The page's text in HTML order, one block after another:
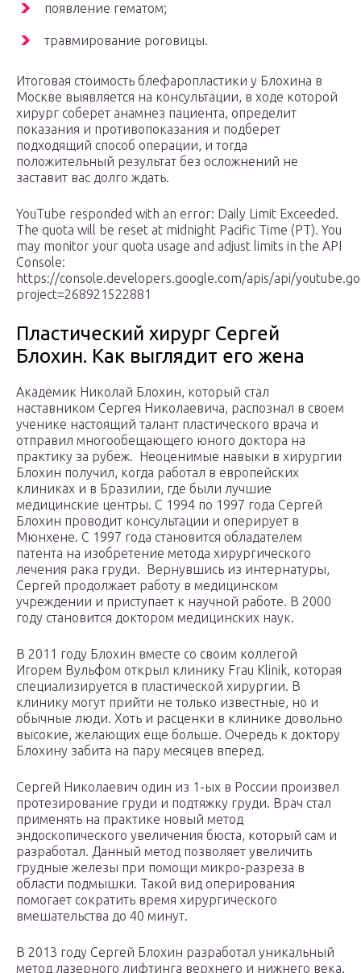
появление гематом;
травмирование роговицы.
Итоговая стоимость блефаропластики у Блохина в
Москве выявляется на консультации, в ходе которой
хирург соберет анамнез пациента, определит
показания и противопоказания и подберет
подходящий способ операции, и тогда
положительный результат без осложнений не
заставит вас долго ждать.
YouTube responded with an error: Daily Limit Exceeded.
The quota will be reset at midnight Pacific Time (PT). You
may monitor your quota usage and adjust limits in the API
Console:
https://console.developers.google.com/apis/api/
project=268921522881
Пластический хирург Сергей
Блохин. Как выглядит его жена
Академик Николай Блохин, который стал
наставником Сергея Николаевича, распознал в своем
ученике настоящий талант пластического врача и
отправил многообещающего юного доктора на
практику за рубеж. Неоценимые навыки в хирургии
Блохин получил, когда работал в европейских
клиниках и в Бразилии, где были лучшие
медицинские центры. С 1994 по 1997 года Сергей
Блохин проводит консультации и оперирует в
Мюнхене. С 1997 года становится обладателем
патента на изобретение метода хирургического
лечения рака груди. Вернувшись из интернатуры,
Сергей продолжает работу в медицинском
учреждении и приступает к научной работе. В 2000
году становится доктором медицинских наук.
В 2011 году Блохин вместе со своим коллегой
Игорем Вульфом открыл клинику Frau Klinik, которая
специализируется в пластической хирургии. В
клинику могут прийти не только известные, но и
обычные люди. Хоть и расценки в клинике довольно
высокие, желающих еще больше. Очередь к доктору
Блохину забита на пару месяцев вперед.
Сергей Николаевич один из 1-ых в России произвел
протезирование груди и подтяжку груди. Врач стал
применять на практике новый метод
эндоскопического увеличения бюста, который сам и
разработал. Данный метод позволяет увеличить
грудные железы при помощи микро-разреза в
области подмышки. Такой вид оперирования
помогает сократить время хирургического
вмешательства до 40 минут.
В 2013 году Сергей Блохин разработал уникальный
метод лазерного лифтинга верхнего и нижнего века.